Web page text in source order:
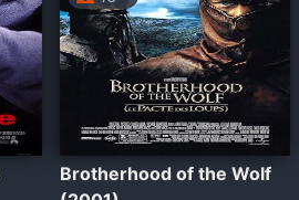
Brotherhood of the Wolf